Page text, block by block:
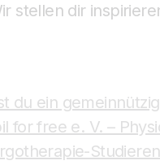
stellen dir
du ein
for free e. V. –